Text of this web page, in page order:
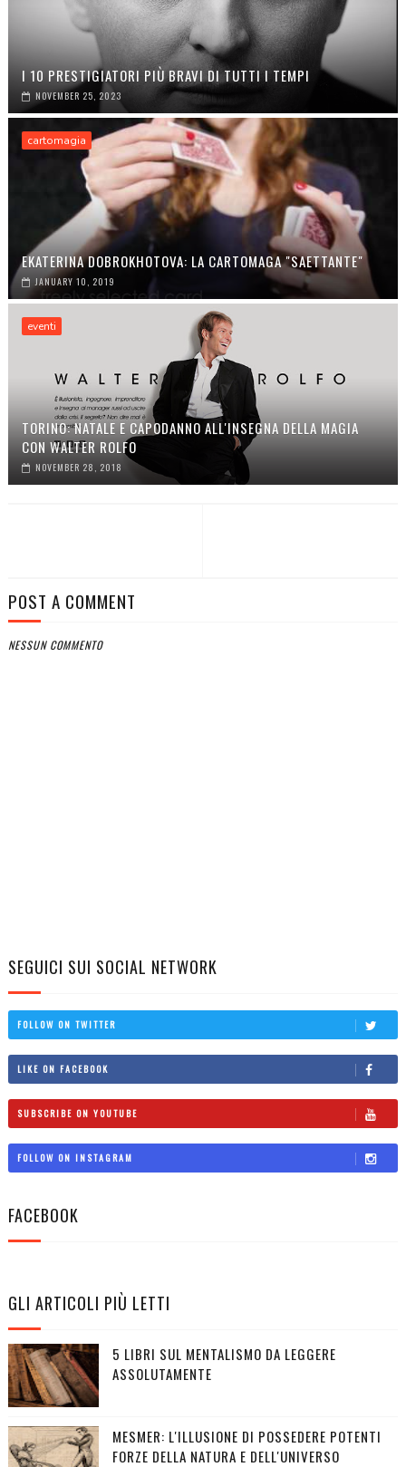
I 10 PRESTIGIATORI PIÙ BRAVI DI TUTTI I TEMPI
NOVEMBER 25, 2023
cartomagia
EKATERINA DOBROKHOTOVA: LA CARTOMAGA "SAETTANTE"
JANUARY 10, 2019
eventi
TORINO: NATALE E CAPODANNO ALL'INSEGNA DELLA MAGIA
CON WALTER ROLFO
NOVEMBER 28, 2018
POST A COMMENT
NESSUN COMMENTO
SEGUICI SUI SOCIAL NETWORK
FOLLOW ON TWITTER
LIKE ON FACEBOOK
SUBSCRIBE ON YOUTUBE
FOLLOW ON INSTAGRAM
FACEBOOK
GLI ARTICOLI PIÙ LETTI
5 LIBRI SUL MENTALISMO DA LEGGERE
ASSOLUTAMENTE
MESMER: L'ILLUSIONE DI POSSEDERE POTENTI
FORZE DELLA NATURA E DELL'UNIVERSO